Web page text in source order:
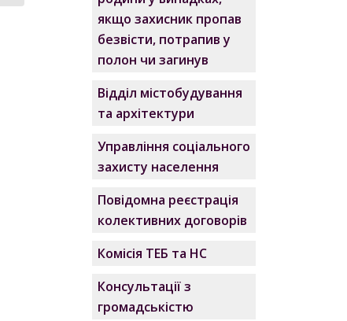
якщо захисник пропав
безвісти, потрапив у
полон чи загинув
Відділ містобудування
та архітектури
Управління соціального
захисту населення
Повідомна реєстрація
колективних договорів
Комісія ТЕБ та НС
Консультації з
громадськістю